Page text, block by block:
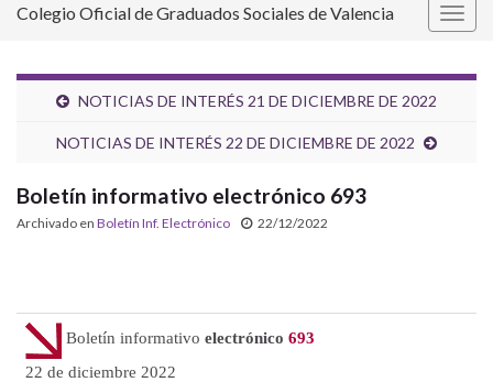
Colegio Oficial de Graduados Sociales de Valencia
NOTICIAS DE INTERÉS 21 DE DICIEMBRE DE 2022
NOTICIAS DE INTERÉS 22 DE DICIEMBRE DE 2022
Boletín informativo electrónico 693
Archivado en Boletín Inf. Electrónico 22/12/2022
Boletín informativo electrónico 693
22 de diciembre 2022